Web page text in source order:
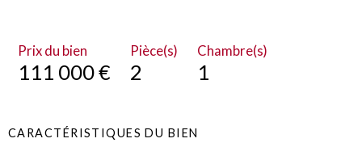
Prix du bien
111 000 €
Pièce(s)
2
Chambre(s)
1
CARACTÉRISTIQUES DU BIEN